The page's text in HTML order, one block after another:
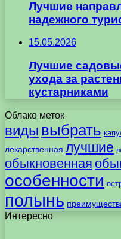
Лучшие
надежного
15.05.2026
Лучшие
ухода за
кустарниками
Облако меток
виды выбрать
лекарственная лучшие
обыкновенная
особенности
полынь
Интересно